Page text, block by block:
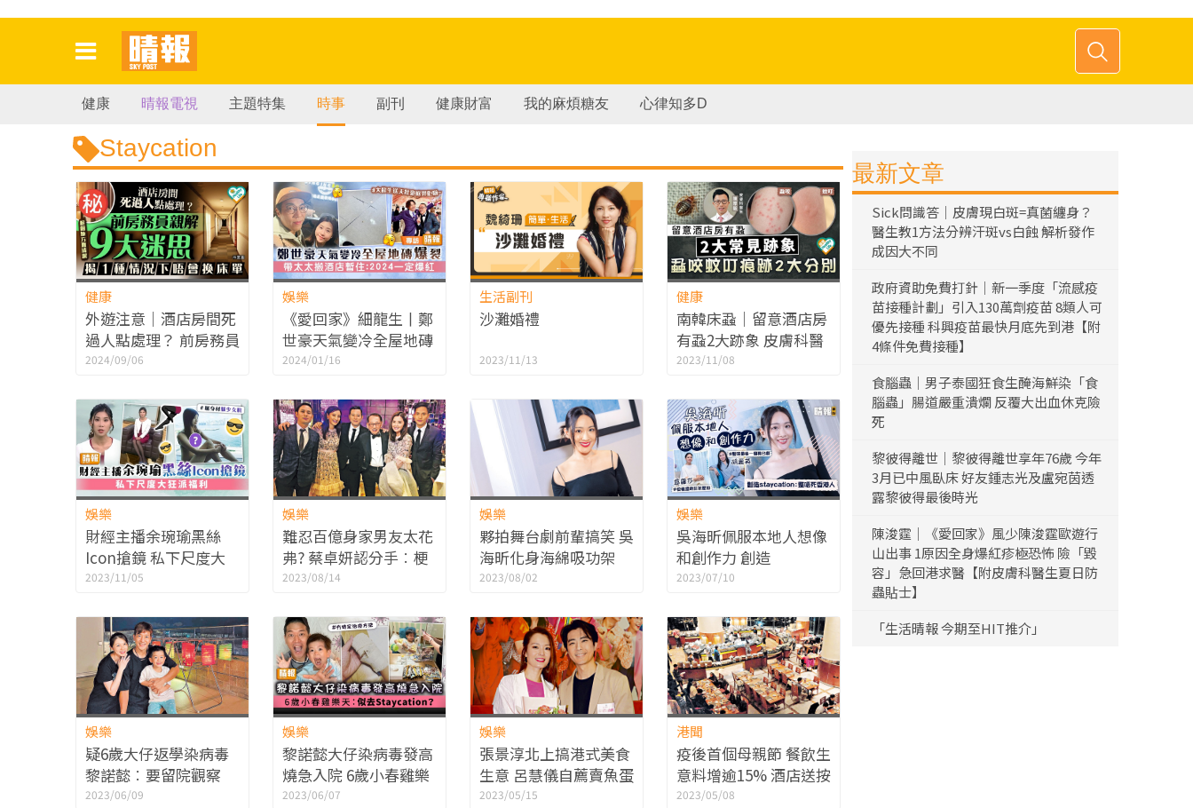
健康 晴報電視 主題特集 時事 副刊 健康財富 我的麻煩糖友 心律知多D
Staycation
健康
外遊注意｜酒店房間死
過人點處理？ 前房務員
親解9大迷思揭1種情況
2024/09/06
娛樂
《愛回家》細龍生丨鄭
世豪天氣變冷全屋地磚
爆裂 帶太太搬酒店暫
2024/01/16
生活副刊
沙灘婚禮
2023/11/13
健康
南韓床蝨｜留意酒店房
有蝨2大跡象 皮膚科醫
生拆解床蝨蚊蟲叮咬痕
2023/11/08
娛樂
財經主播余琬瑜黑絲
Icon搶鏡 私下尺度大
狂派福利
2023/11/05
娛樂
難忍百億身家男友太花
弗? 蔡卓妍認分手︰梗
係有問題
2023/08/14
娛樂
夥拍舞台劇前輩搞笑 吳
海昕化身海綿吸功架
2023/08/02
娛樂
吳海昕佩服本地人想像
和創作力 創造
staycation：整唔死香
2023/07/10
娛樂
疑6歲大仔返學染病毒
黎諾懿︰要留院觀察
2023/06/09
娛樂
黎諾懿大仔染病毒發高
燒急入院 6歲小春雞樂
天：似去Staycation？
2023/06/07
娛樂
張景淳北上搞港式美食
生意 呂慧儀自薦賣魚蛋
2023/05/15
港聞
疫後首個母親節 餐飲生
意料增逾15% 酒店送按
摩水療 吸客豪食豪住
2023/05/08
最新文章
Sick問識答｜皮膚現白斑=真菌纏身？
醫生教1方法分辨汗斑vs白蝕 解析發作
成因大不同
政府資助免費打針｜新一季度「流感疫
苗接種計劃」引入130萬劑疫苗 8類人可
優先接種 科興疫苗最快月底先到港【附
4條件免費接種】
食腦蟲｜男子泰國狂食生醃海鮮染「食
腦蟲」腸道嚴重潰爛 反覆大出血休克險
死
黎彼得離世｜黎彼得離世享年76歲 今年
3月已中風臥床 好友鍾志光及盧宛茵透
露黎彼得最後時光
陳浚霆｜《愛回家》風少陳浚霆歐遊行
山出事 1原因全身爆紅疹極恐怖 險「毀
容」急回港求醫【附皮膚科醫生夏日防
蟲貼士】
「生活晴報 今期至HIT推介」